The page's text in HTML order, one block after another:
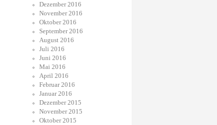
Dezember 2016
November 2016
Oktober 2016
September 2016
August 2016
Juli 2016
Juni 2016
Mai 2016
April 2016
Februar 2016
Januar 2016
Dezember 2015
November 2015
Oktober 2015